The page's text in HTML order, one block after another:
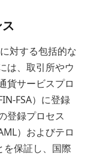
対する包括的な
は、取引所やウ
貨サービスプロ
FSA）に登録
登録プロセス
）およびテロ
を保証し、国際